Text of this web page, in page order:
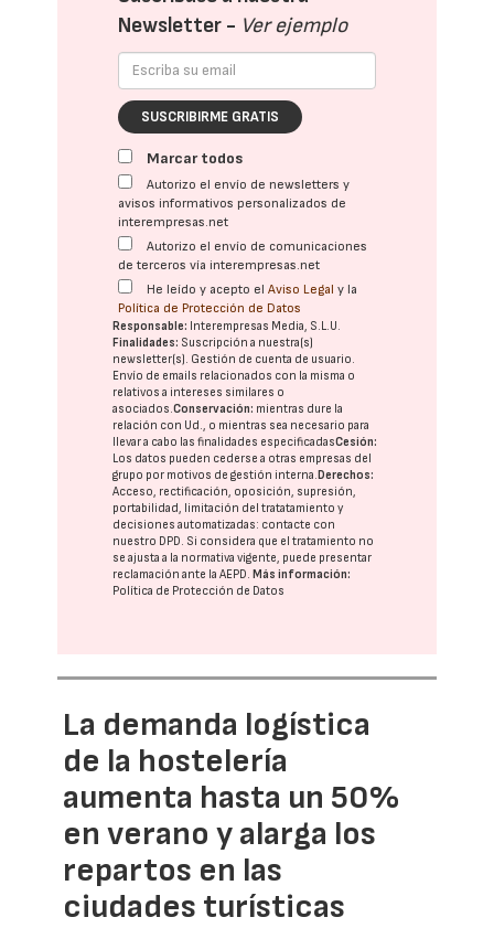
Newsletter - Ver ejemplo
SUSCRIBIRME GRATIS
Marcar todos
Autorizo el envío de newsletters y
avisos informativos personalizados de
interempresas.net
Autorizo el envío de comunicaciones
de terceros vía interempresas.net
He leído y acepto elAviso Legal y la
Política de Protección de Datos
Responsable: Interempresas Media, S.L.U.
Finalidades: Suscripción a nuestra(s)
newsletter(s). Gestión de cuenta de usuario.
Envío de emails relacionados con la misma o
relativos a intereses similares o
asociados.Conservación: mientras dure la
relación con Ud., o mientras sea necesario para
llevar a cabo las finalidades especificadasCesión:
Los datos pueden cederse a otras empresas del
grupo por motivos de gestión interna.Derechos:
Acceso, rectificación, oposición, supresión,
portabilidad, limitación del tratatamiento y
decisiones automatizadas: contacte con
nuestro DPD. Si considera que el tratamiento no
se ajusta a la normativa vigente, puede presentar
reclamación ante laAEPD.Más información:
Política de Protección de Datos
La demanda logística
de la hostelería
aumenta hasta un 50%
en verano y alarga los
repartos en las
ciudades turísticas